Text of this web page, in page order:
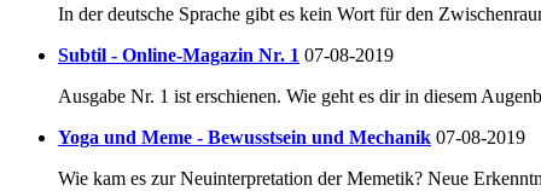
In der deutsche Sprache gibt es kein Wort für den
Subtil - Online-Magazin Nr. 1 07-08-2019
Ausgabe Nr. 1 ist erschienen. Wie geht es dir in diesem
Yoga und Meme - Bewusstsein und Mechanik 07-08-2019
Wie kam es zur Neuinterpretation der Memetik? Neue